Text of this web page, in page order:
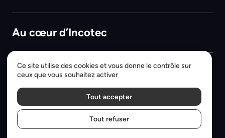
Au cœur d’Incotec
Mentions légales
Politique de confidentialité
Produits et services français
Ce site utilise des cookies et vous donne le contrôle sur
ceux que vous souhaitez activer
Tout accepter
Tout refuser